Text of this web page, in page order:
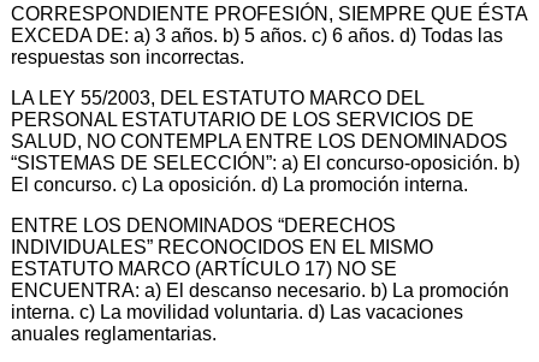
CORRESPONDIENTE PROFESIÓN, SIEMPRE QUE ÉSTA
EXCEDA DE: a) 3 años. b) 5 años. c) 6 años. d) Todas las
respuestas son incorrectas.
LA LEY 55/2003, DEL ESTATUTO MARCO DEL
PERSONAL ESTATUTARIO DE LOS SERVICIOS DE
SALUD, NO CONTEMPLA ENTRE LOS DENOMINADOS
“SISTEMAS DE SELECCIÓN”: a) El concurso-oposición. b)
El concurso. c) La oposición. d) La promoción interna.
ENTRE LOS DENOMINADOS “DERECHOS
INDIVIDUALES” RECONOCIDOS EN EL MISMO
ESTATUTO MARCO (ARTÍCULO 17) NO SE
ENCUENTRA: a) El descanso necesario. b) La promoción
interna. c) La movilidad voluntaria. d) Las vacaciones
anuales reglamentarias.